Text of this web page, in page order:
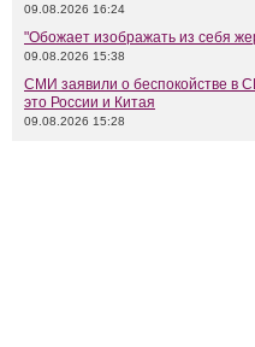
09.08.2026 16:24
"Обожает изображать из себя
09.08.2026 15:38
СМИ заявили о беспокойстве в
это России и Китая
09.08.2026 15:28